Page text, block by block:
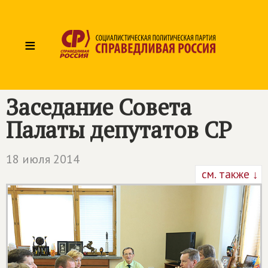
≡
Заседание Совета
Палаты депутатов СР
18 июля 2014
см. также ↓